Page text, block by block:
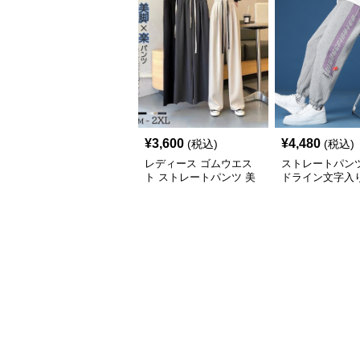
¥3,600 (税込)
レディース ゴムウエス
ト ストレートパンツ 美
¥4,480 (税込)
ストレートパン
ドライン文字入